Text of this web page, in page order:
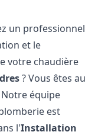
un professionnel
et le
votre chaudière
? Vous êtes au
équipe
est
l'Installation